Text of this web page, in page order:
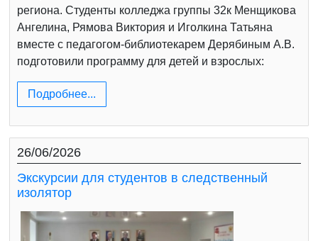
региона. Студенты колледжа группы 32к Менщикова
Ангелина, Рямова Виктория и Иголкина Татьяна
вместе с педагогом-библиотекарем Дерябиным А.В.
подготовили программу для детей и взрослых:
Подробнее...
26/06/2026
Экскурсии для студентов в следственный
изолятор